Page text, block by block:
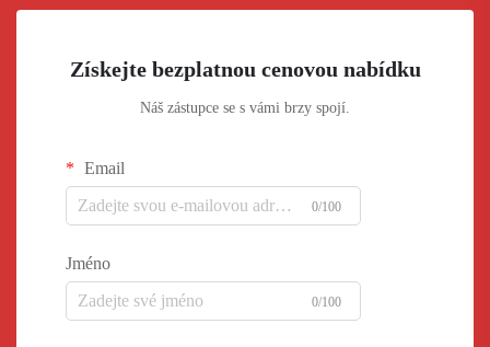
Získejte bezplatnou cenovou nabídku
Náš zástupce se s vámi brzy spojí.
Email
0/100
Jméno
0/100